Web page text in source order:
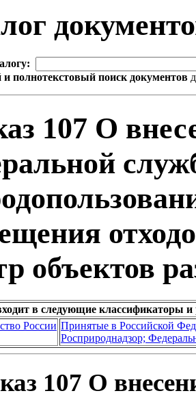
полнотекстовый поиск документов
107 О
объектов
в следующие классификаторы и
России Принятые в Российской
Росприроднадзор;
107 О